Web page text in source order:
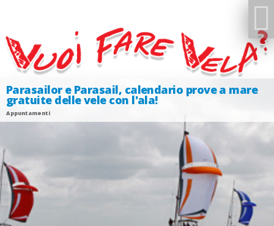
Parasailor e Parasail, calendario prove a mare
gratuite delle vele con l'ala!
Appuntamenti